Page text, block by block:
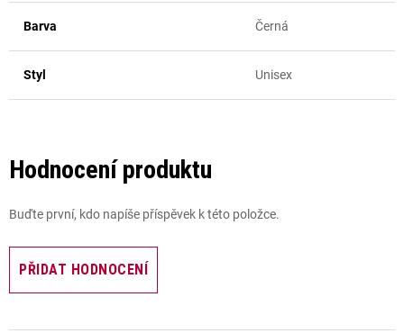
Barva Černá
Styl Unisex
Hodnocení produktu
Buďte první, kdo napíše příspěvek k této položce.
PŘIDAT HODNOCENÍ